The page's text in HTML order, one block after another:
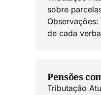
sobre
de cada verba
Pensões
Tributação